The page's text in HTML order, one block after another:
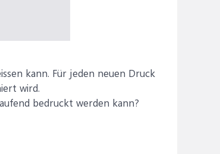
kann. Für jeden neuen Druck
wird.
bedruckt werden kann?